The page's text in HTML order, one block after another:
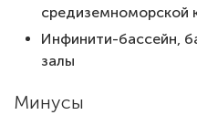
средиземноморской
Инфинити-бассейн,
залы
Минусы